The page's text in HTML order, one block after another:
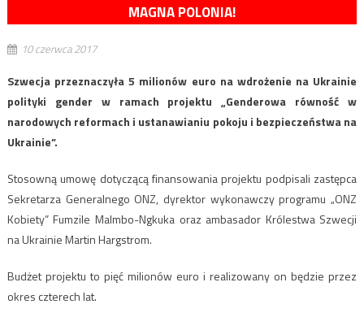
MAGNA POLONIA!
10 czerwca 2017
Szwecja przeznaczyła 5 milionów euro na wdrożenie na Ukrainie
polityki gender w ramach projektu „Genderowa równość w
narodowych reformach i ustanawianiu pokoju i bezpieczeństwa na
Ukrainie”.
Stosowną umowę dotyczącą finansowania projektu podpisali zastępca
Sekretarza Generalnego ONZ, dyrektor wykonawczy programu „ONZ
Kobiety” Fumzile Malmbo-Ngkuka oraz ambasador Królestwa Szwecji
na Ukrainie Martin Hargstrom.
Budżet projektu to pięć milionów euro i realizowany on będzie przez
okres czterech lat.